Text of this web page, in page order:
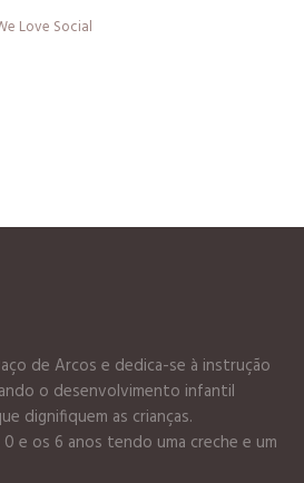
Love Social
de Arcos e dedica-se à instrução
o desenvolvimento infantil
dignifiquem as crianças.
e os 6 anos tendo uma creche e um